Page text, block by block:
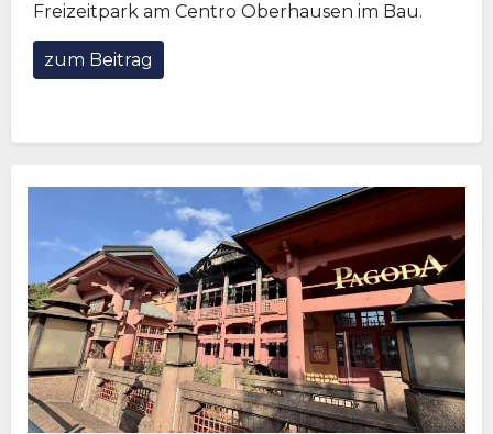
Freizeitpark am Centro Oberhausen im Bau.
zum Beitrag